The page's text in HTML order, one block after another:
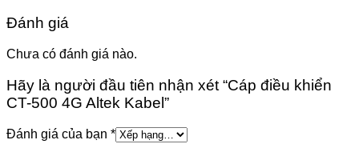
Đánh giá
Chưa có đánh giá nào.
Hãy là người đầu tiên nhận xét “Cáp điều khiển
CT-500 4G Altek Kabel”
Đánh giá của bạn *